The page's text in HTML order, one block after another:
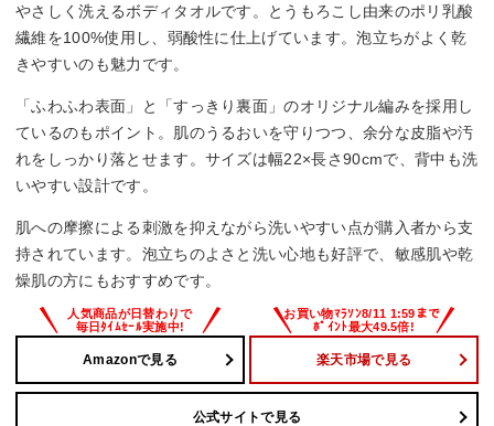
やさしく洗えるボディタオルです。とうもろこし由来のポリ乳酸
繊維を100%使用し、弱酸性に仕上げています。泡立ちがよく乾
きやすいのも魅力です。
「ふわふわ表面」と「すっきり裏面」のオリジナル編みを採用し
ているのもポイント。肌のうるおいを守りつつ、余分な皮脂や汚
れをしっかり落とせます。サイズは幅22×長さ90cmで、背中も洗
いやすい設計です。
肌への摩擦による刺激を抑えながら洗いやすい点が購入者から支
持されています。泡立ちのよさと洗い心地も好評で、敏感肌や乾
燥肌の方にもおすすめです。
Amazonで見る 楽天市場で見る
公式サイトで見る